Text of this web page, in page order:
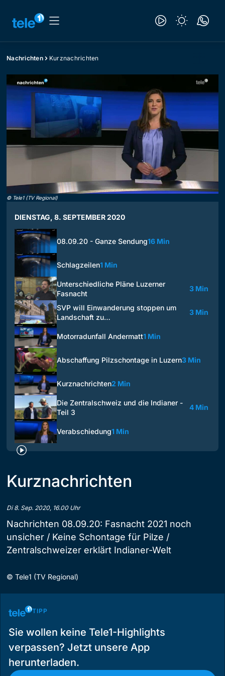
Nachrichten Kurznachrichten
© Tele1 (TV Regional)
DIENSTAG, 8. SEPTEMBER 2020
08.09.20 - Ganze Sendung16 Min
Schlagzeilen1 Min
Unterschiedliche Pläne Luzerner
Fasnacht
3 Min
SVP will Einwanderung stoppen um
Landschaft zu…
3 Min
Motorradunfall Andermatt1 Min
Abschaffung Pilzschontage in Luzern3 Min
Kurznachrichten2 Min
Die Zentralschweiz und die Indianer -
Teil 3
4 Min
Verabschiedung1 Min
Kurznachrichten
Di 8. Sep. 2020, 16.00 Uhr
Nachrichten 08.09.20: Fasnacht 2021 noch
unsicher / Keine Schontage für Pilze /
Zentralschweizer erklärt Indianer-Welt
© Tele1 (TV Regional)
TIPP
Sie wollen keine Tele1-Highlights
verpassen? Jetzt unsere App
herunterladen.